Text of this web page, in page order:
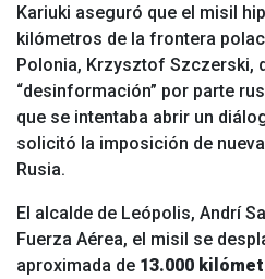
Kariuki aseguró que el misil
kilómetros de la frontera
Polonia, Krzysztof Szczerski,
“desinformación” por parte
que se intentaba abrir un
solicitó la imposición de
Rusia.
El alcalde de Leópolis, Andrí
Fuerza Aérea, el misil se
aproximada de 13.000